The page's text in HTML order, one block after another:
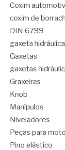
Coxim
coxim de
DIN 6799
gaxeta hidráulica
Gaxetas
gaxetas
Graxeiras
Knob
Manípulos
Niveladores
Peças para
Pino elástico